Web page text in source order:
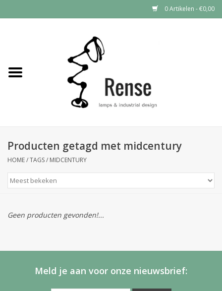
0 Artikelen - €0,00
Industrial lamps
Producten getagd met midcentury
HOME/TAGS/ MIDCENTURY
Geen producten gevonden!...
Meld je aan voor onze nieuwsbrief: